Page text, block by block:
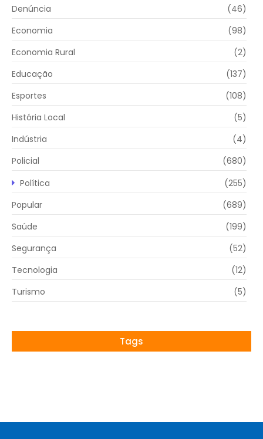
Denúncia
(46)
Economia
(98)
Economia Rural
(2)
Educação
(137)
Esportes
(108)
História Local
(5)
Indústria
(4)
Policial
(680)
Política
(255)
Popular
(689)
Saúde
(199)
Segurança
(52)
Tecnologia
(12)
Turismo
(5)
Tags